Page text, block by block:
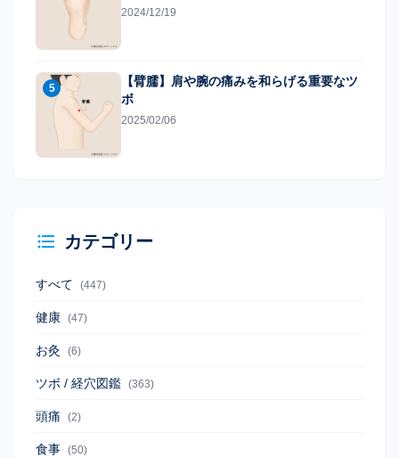
2024/12/19
5
【臂臑】肩や腕の痛みを和らげる重要なツ
ボ
2025/02/06
カテゴリー
すべて (447)
健康 (47)
お灸 (6)
ツボ / 経穴図鑑 (363)
頭痛 (2)
食事 (50)